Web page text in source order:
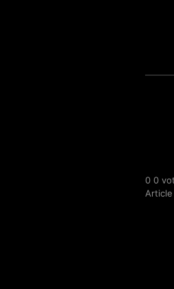
0 0
Article